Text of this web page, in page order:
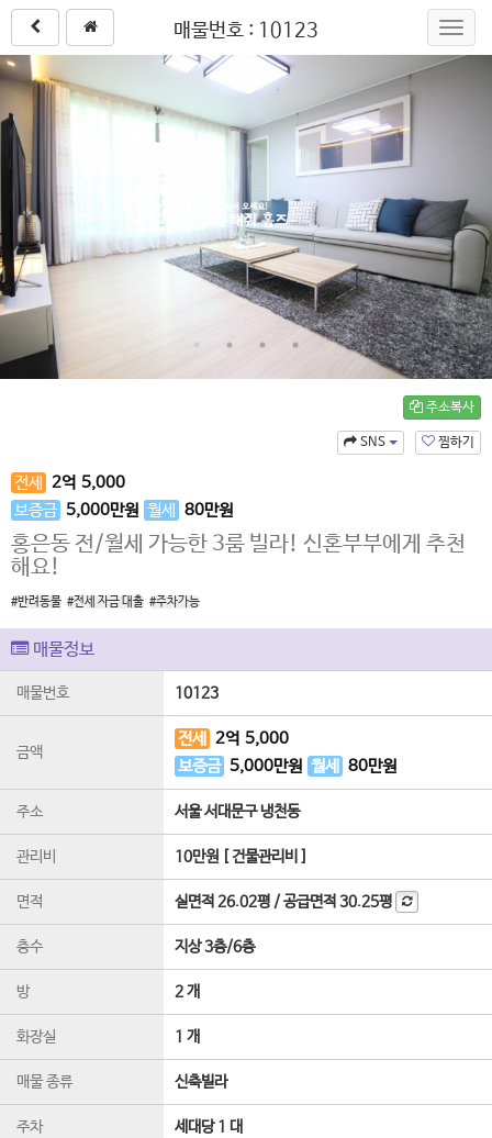
매물번호 : 10123
주소복사
찜하기
SNS
전세 2억 5,000
보증금 5,000만원 월세 80만원
홍은동 전/월세 가능한 3룸 빌라! 신혼부부에게 추천
해요!
#반려동물 #전세 자금 대출 #주차가능
매물정보
매물번호 10123
금액
전세 2억 5,000
보증금 5,000만원 월세 80만원
주소 서울 서대문구 냉천동
관리비 10만원 [ 건물관리비 ]
면적 실면적26.02평 /공급면적30.25평
층수 지상 3층/6층
방 2 개
화장실 1 개
매물 종류 신축빌라
주차 세대당 1 대